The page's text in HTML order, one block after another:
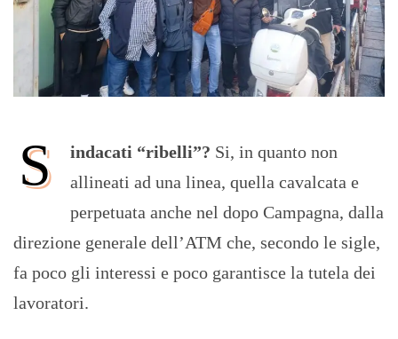
S indacati “ribelli”? Si, in quanto non
allineati ad una linea, quella cavalcata e
perpetuata anche nel dopo Campagna, dalla
direzione generale dell’ATM che, secondo le sigle,
fa poco gli interessi e poco garantisce la tutela dei
lavoratori.